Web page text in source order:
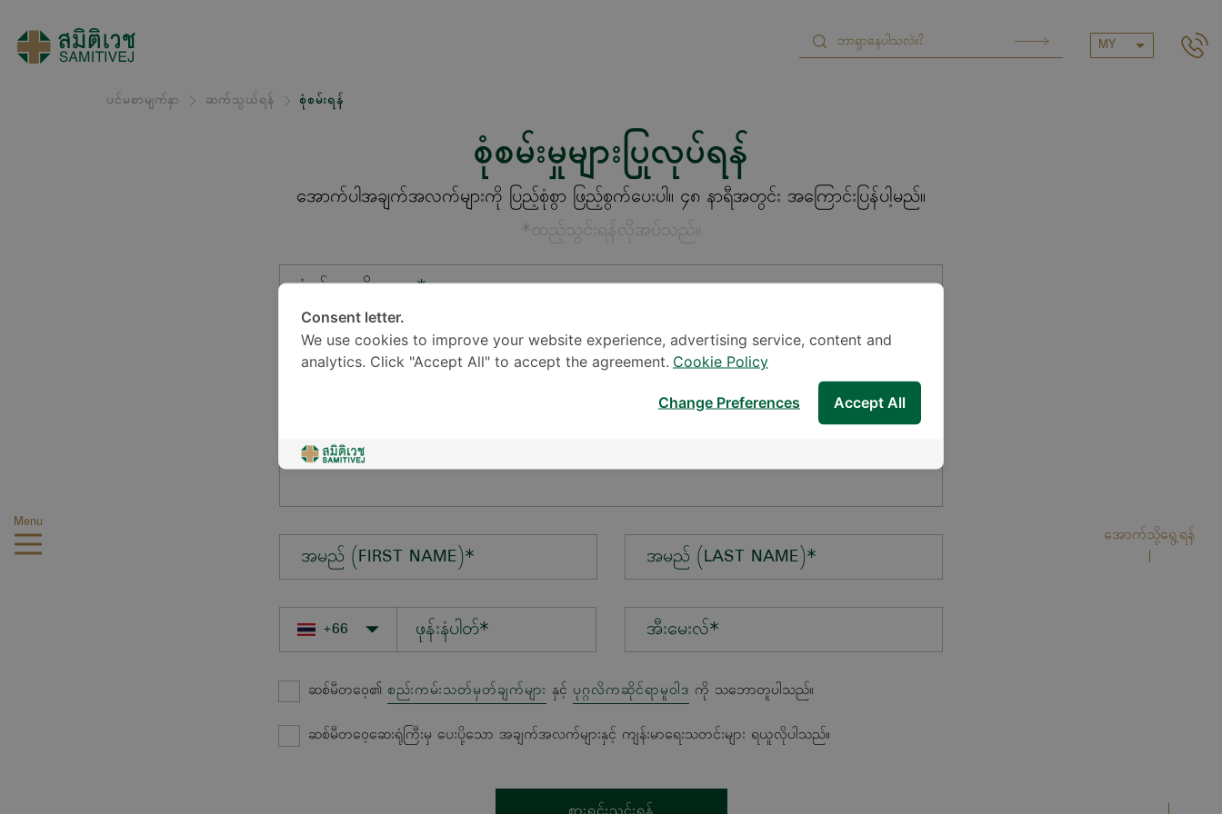
MY
Menu
ပင်မစာမျက်နှာ ဆက်သွယ်ရန် စုံစမ်းရန်
စုံစမ်းမှုများပြုလုပ်ရန်
အောက်ပါအချက်အလက်များကို ပြည့်စုံစွာ ဖြည့်စွက်ပေးပါ။ ၄၈ နာရီအတွင်း အကြောင်းပြန်ပါ့မည်။
*ထည့်သွင်းရန်လိုအပ်သည်။
စုံစမ်းမှုအမျိုးအစား*
တည်နေရာ*
အမည် (FIRST NAME)* အမည် (LAST NAME)*
အီးမေးလ်*
ဆစ်မီတဝေ့၏ စည်းကမ်းသတ်မှတ်ချက်များ နှင့် ပုဂ္ဂလိကဆိုင်ရာမူဝါဒ ကို သဘောတူပါသည်။
ဆစ်မီတဝေ့ဆေးရုံကြီးမှ ပေးပို့သော အချက်အလက်များနှင့် ကျန်းမာရေးသတင်းများ ရယူလိုပါသည်။
အောက်သို့ရွေ့ရန်
Consent letter.
We use cookies to improve your website experience, advertising service, content and
analytics. Click "Accept All" to accept the agreement. Cookie Policy
Accept All
Change Preferences